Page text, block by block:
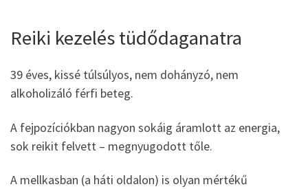
Reiki kezelés tüdődaganatra
39 éves, kissé túlsúlyos, nem dohányzó, nem
alkoholizáló férfi beteg.
A fejpozíciókban nagyon sokáig áramlott az energia,
sok reikit felvett – megnyugodott tőle.
A mellkasban (a háti oldalon) is olyan mértékű